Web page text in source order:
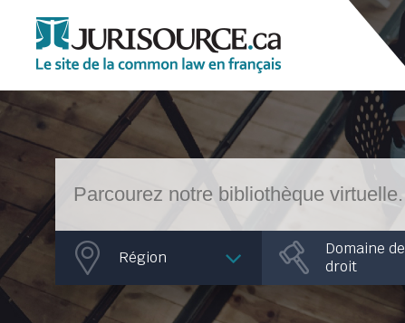
Région
Domaine de
droit